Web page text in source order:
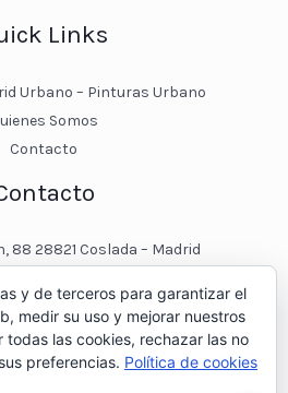
Links
Urbano – Pinturas Urbano
Somos
Contacto
88 28821 Coslada – Madrid
– 643 00 74 11
y de terceros para garantizar el
medir su uso y mejorar nuestros
todas las cookies, rechazar las no
preferencias. Política de cookies